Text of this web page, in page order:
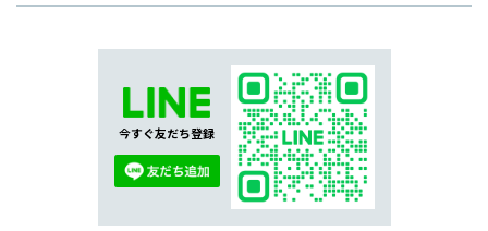
今すぐ友だち登録